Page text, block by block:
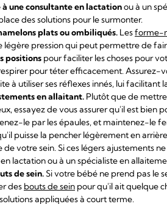
une consultante en lactationou à un
des solutions pour le surmonter.
plats ou ombiliqués. Lesforme-
pression qui peut permettre de
positions pour faciliter les choses pour
pour téter efficacement. Assurez-
à utiliser ses réflexes innés, lui facilitant
en allaitant. Plutôt que de
essayez de vous assurer qu'il est bien
le par les épaules, et maintenez-le
puisse la pencher légèrement en
votre sein. Si ces légers ajustements
lactation ou à un spécialiste en
de sein.Si votre bébé ne prend pas le
des bouts de sein pour qu'il ait quelque
appliquées à court terme.